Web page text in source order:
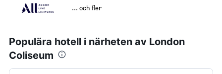
... och fler
Populära hotell i närheten av London
Coliseum